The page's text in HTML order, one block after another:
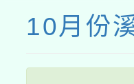
10月份